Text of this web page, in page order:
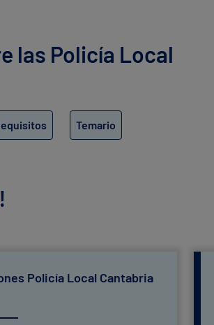
las Policía Local
Temario
Policía Local Cantabria